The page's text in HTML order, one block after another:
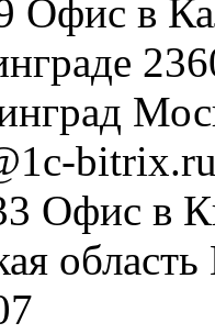
Офис в
Офис в
область